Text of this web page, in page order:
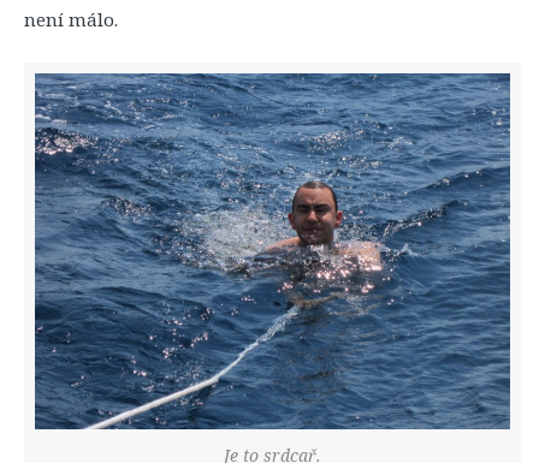
není málo.
Je to srdcař.